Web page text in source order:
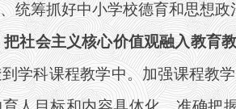
统筹抓好中小学校德育和思想政
把社会主义核心价值观融入教育
学科课程教学中。加强课程教